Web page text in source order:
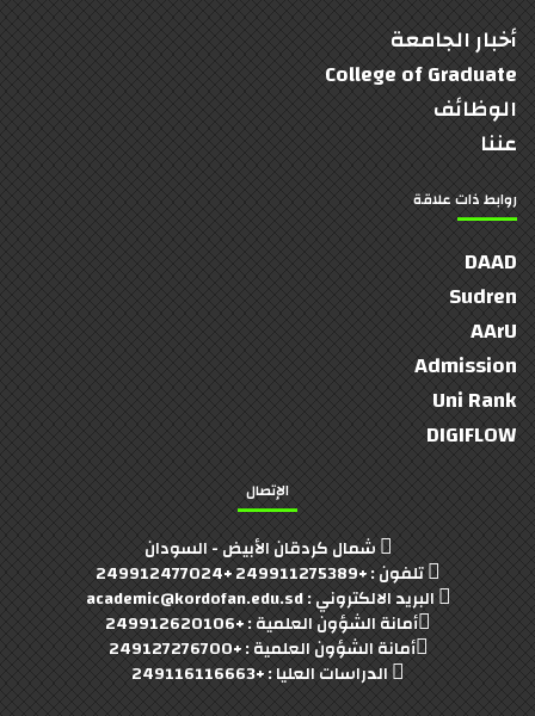
أخبار الجامعة
College of Graduate
الوظائف
عننا
روابط ذات علاقة
DAAD
Sudren
AArU
Admission
Uni Rank
DIGIFLOW
الإتصال
شمال كردقان الأبيض - السودان
تلفون : +249911275389 +249912477024
البريد الالكتروني : academic@kordofan.edu.sd
أمانة الشؤون العلمية : +249912620106
أمانة الشؤون العلمية : +249127276700
الدراسات العليا : +249116116663